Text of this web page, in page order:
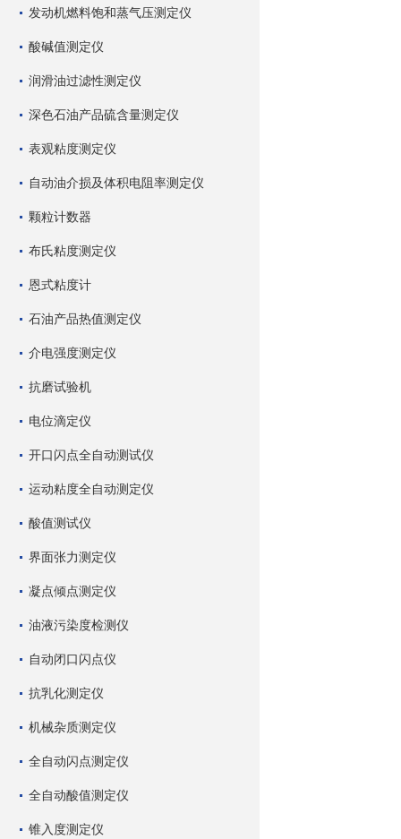
发动机燃料饱和蒸气压测定仪
酸碱值测定仪
润滑油过滤性测定仪
深色石油产品硫含量测定仪
表观粘度测定仪
自动油介损及体积电阻率测定仪
颗粒计数器
布氏粘度测定仪
恩式粘度计
石油产品热值测定仪
介电强度测定仪
抗磨试验机
电位滴定仪
开口闪点全自动测试仪
运动粘度全自动测定仪
酸值测试仪
界面张力测定仪
凝点倾点测定仪
油液污染度检测仪
自动闭口闪点仪
抗乳化测定仪
机械杂质测定仪
全自动闪点测定仪
全自动酸值测定仪
锥入度测定仪